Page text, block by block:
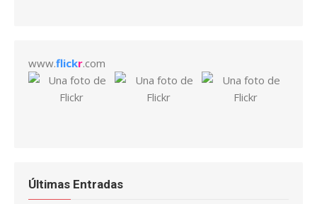
www.flickr.com
Últimas Entradas